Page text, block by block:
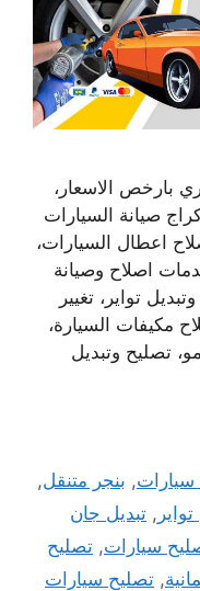
بارخص الاسعار،
صيانة السيارات
اعطال السيارات،
اصلاح وصيانة
تواير، تغيير
مكيفات السيارة،
تصليح وتبديل
سيارات, بنجر متنقل,
, تبديل جان
سيارات, تصليح
, تصليح سيارات